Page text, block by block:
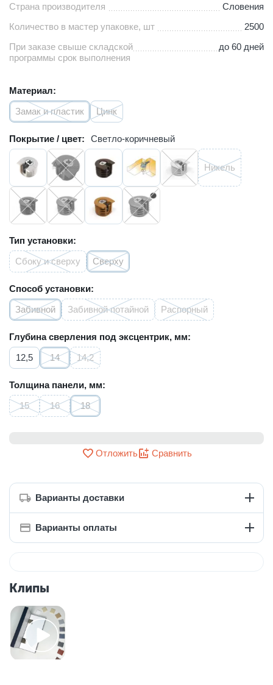
Страна производителя
Словения
Количество в мастер упаковке, шт
2500
При заказе свыше складской
программы срок выполнения
до 60 дней
Материал:
Замак и пластик
Цинк
Покрытие / цвет: Светло-коричневый
Никель
Тип установки:
Сбоку и сверху
Сверху
Способ установки:
Забивной
Забивной потайной Распорный
Глубина сверления под эксцентрик, мм:
12,5
14 14,2
Толщина панели, мм:
15
16 18
Отложить Сравнить
Варианты доставки
Варианты оплаты
Клипы